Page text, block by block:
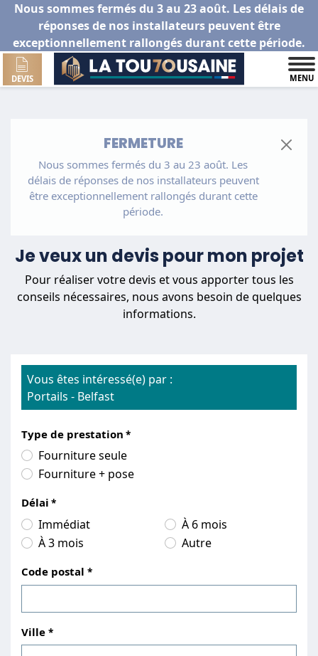
Nous sommes fermés du 3 au 23 août. Les délais de
réponses de nos installateurs peuvent être
exceptionnellement rallongés durant cette période.
DEVIS MENU
FERMETURE
Nous sommes fermés du 3 au 23 août. Les
délais de réponses de nos installateurs peuvent
être exceptionnellement rallongés durant cette
période.
Je veux un devis pour mon projet
Pour réaliser votre devis et vous apporter tous les
conseils nécessaires, nous avons besoin de quelques
informations.
Vous êtes intéressé(e) par :
Portails - Belfast
Type de prestation
Fourniture seule
Fourniture + pose
Délai
Immédiat
À 3 mois
À 6 mois
Autre
Code postal
Ville